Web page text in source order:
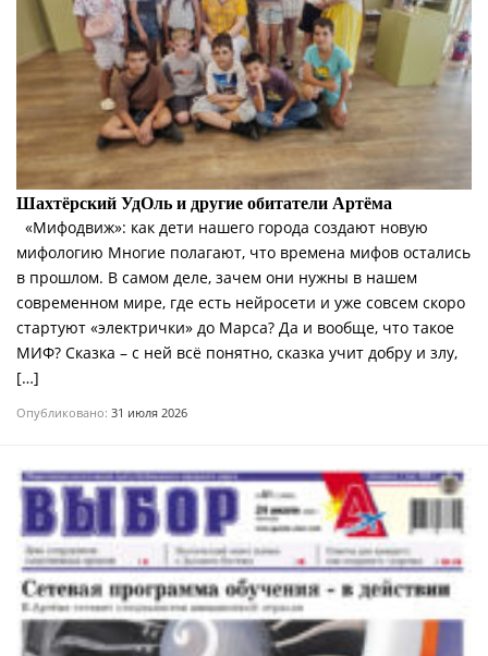
Шахтёрский УдОль и другие обитатели Артёма
«Мифодвиж»: как дети нашего города создают новую
мифологию Многие полагают, что времена мифов остались
в прошлом. В самом деле, зачем они нужны в нашем
современном мире, где есть нейросети и уже совсем скоро
стартуют «электрички» до Марса? Да и вообще, что такое
МИФ? Сказка – с ней всё понятно, сказка учит добру и злу,
[…]
Опубликовано: 31 июля 2026